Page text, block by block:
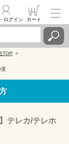
ログイン カート
TOP
度
テレカ/テレホ